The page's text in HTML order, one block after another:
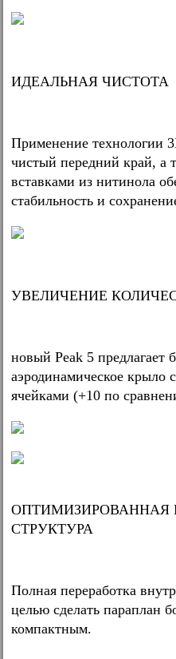
ИДЕАЛЬНАЯ ЧИСТОТА
Применение технологии
чистый передний край, а
вставками из нитинола
стабильность и
УВЕЛИЧЕНИЕ
новый Peak 5 предлагает
аэродинамическое крыло
ячейками (+10 по
ОПТИМИЗИРОВАННАЯ
СТРУКТУРА
Полная переработка
целью сделать параплан
компактным.